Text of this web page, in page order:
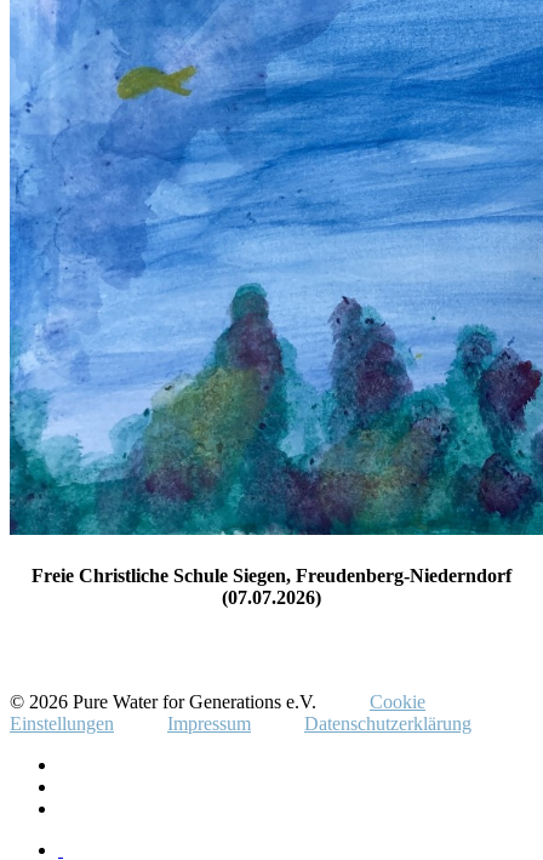
Freie Christliche Schule Siegen, Freudenberg-Niederndorf
(07.07.2026)
© 2026 Pure Water for Generations e.V.
Cookie
Einstellungen
Impressum Datenschutzerklärung